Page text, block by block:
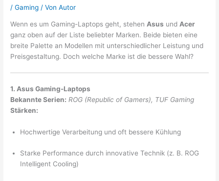
/Gaming / VonAutor
Wenn es um Gaming-Laptops geht, stehenAsus undAcer
ganz oben auf der Liste beliebter Marken. Beide bieten eine
breite Palette an Modellen mit unterschiedlicher Leistung und
Preisgestaltung. Doch welche Marke ist die bessere Wahl?
1. Asus Gaming-Laptops
Bekannte Serien: ROG (Republic of Gamers), TUF Gaming
Stärken:
Hochwertige Verarbeitung und oft bessere Kühlung
Starke Performance durch innovative Technik (z. B. ROG
Intelligent Cooling)